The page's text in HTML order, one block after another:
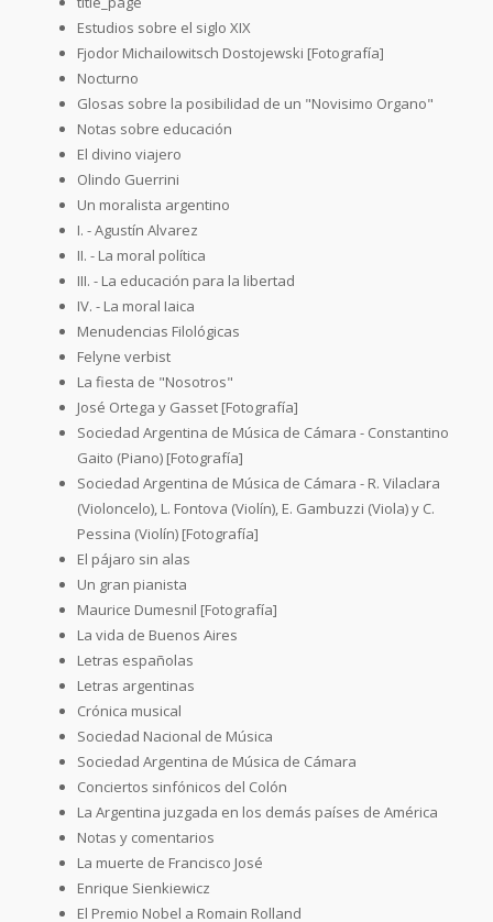
Estudios sobre el siglo XIX
Fjodor Michailowitsch Dostojewski [Fotografía]
Nocturno
Glosas sobre la posibilidad de un "Novisimo Organo"
Notas sobre educación
El divino viajero
Olindo Guerrini
Un moralista argentino
I. - Agustín Alvarez
II. - La moral política
III. - La educación para la libertad
IV. - La moral Iaica
Menudencias Filológicas
Felyne verbist
La fiesta de "Nosotros"
José Ortega y Gasset [Fotografía]
Sociedad Argentina de Música de Cámara - Constantino
Gaito (Piano) [Fotografía]
Sociedad Argentina de Música de Cámara - R. Vilaclara
(Violoncelo), L. Fontova (Violín), E. Gambuzzi (Viola) y C.
Pessina (Violín) [Fotografía]
El pájaro sin alas
Un gran pianista
Maurice Dumesnil [Fotografía]
La vida de Buenos Aires
Letras españolas
Letras argentinas
Crónica musical
Sociedad Nacional de Música
Sociedad Argentina de Música de Cámara
Conciertos sinfónicos del Colón
La Argentina juzgada en los demás países de América
Notas y comentarios
La muerte de Francisco José
Enrique Sienkiewicz
El Premio Nobel a Romain Rolland